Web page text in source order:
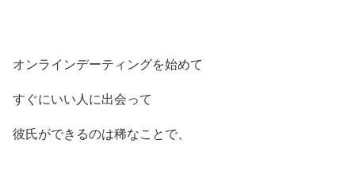
オンラインデーティングを始めて
すぐにいい人に出会って
彼氏ができるのは稀なことで、